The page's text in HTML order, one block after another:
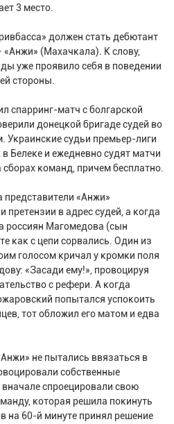
3 место.
должен стать дебютант
«Анжи» (Махачкала). К слову,
уже проявило себя в поведении
стороны.
спарринг-матч с болгарской
донецкой бригаде судей во
судьи премьер-лиги
Белеке и ежедневно судят матчи
команд, причем бесплатно.
представители «Анжи»
в адрес судей, а когда
россиян Магомедова (сын
как с цепи сорвались. Один из
голосом кричал у кромки поля
«Засади ему!», провоцируя
с рефери. А когда
попытался успокоить
тот обложил его матом и едва
не пытались ввязаться в
собственные
спроецировали свою
которая решила покинуть
на 60-й минуте принял решение